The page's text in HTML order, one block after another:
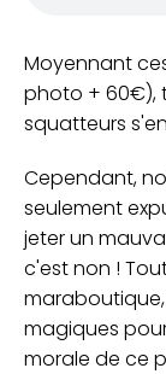
Moyennant
photo + 60€),
squatteurs
Cependant,
seulement
jeter un
c'est non !
magiques
morale de ce